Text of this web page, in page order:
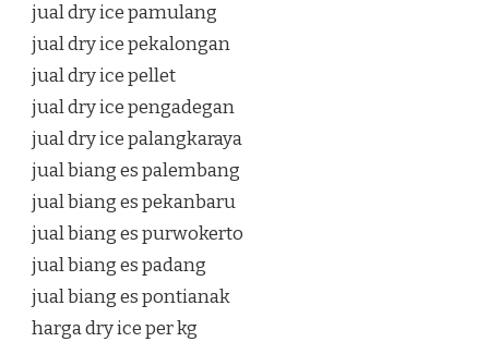
jual dry ice pamulang
jual dry ice pekalongan
jual dry ice pellet
jual dry ice pengadegan
jual dry ice palangkaraya
jual biang es palembang
jual biang es pekanbaru
jual biang es purwokerto
jual biang es padang
jual biang es pontianak
harga dry ice per kg